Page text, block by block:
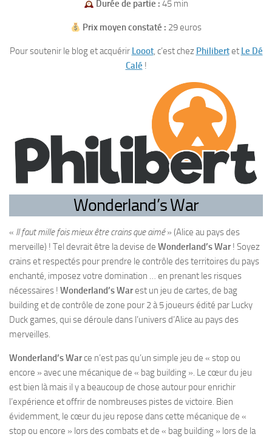
Durée de partie :45 min
Prix moyen constaté : 29 euros
Pour soutenir le blog et acquérir Looot, c’est chez Philibertet Le Dé
Calé !
Wonderland’s War
« Il faut mille fois mieux être crains que aimé» (Alice au pays des
merveille) ! Tel devrait être la devise de Wonderland’s War! Soyez
crains et respectés pour prendre le contrôle des territoires du pays
enchanté, imposez votre domination … en prenant les risques
nécessaires ! Wonderland’s Warest un jeu de cartes, de bag
building et de contrôle de zone pour 2 à 5 joueurs édité par Lucky
Duck games, qui se déroule dans l’univers d’Alice au pays des
merveilles.
Wonderland’s Warce n’est pas qu’un simple jeu de « stop ou
encore » avec une mécanique de « bag building ». Le cœur du jeu
est bien là mais il y a beaucoup de chose autour pour enrichir
l’expérience et offrir de nombreuses pistes de victoire. Bien
évidemment, le cœur du jeu repose dans cette mécanique de «
stop ou encore » lors des combats et de « bag building » lors de la